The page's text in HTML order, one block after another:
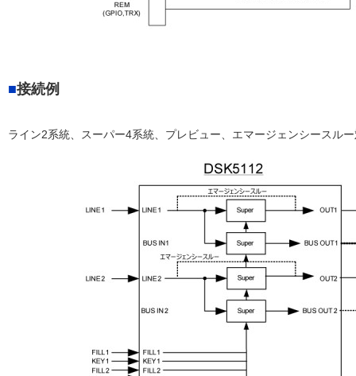
接続例
ライン2系統、スーパー4系統、プレビュー、エマージェンシースル